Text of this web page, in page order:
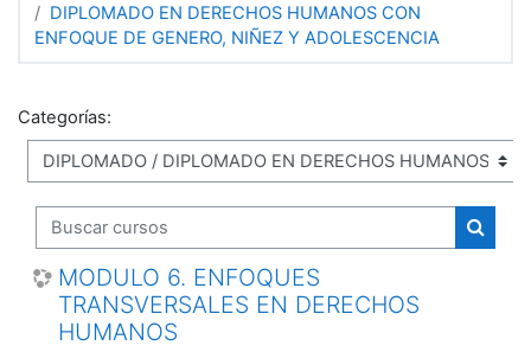
DIPLOMADO EN DERECHOS HUMANOS CON
ENFOQUE DE GENERO, NIÑEZ Y ADOLESCENCIA
Categorías:
Buscar cursos
MODULO 6. ENFOQUES
TRANSVERSALES EN DERECHOS
HUMANOS